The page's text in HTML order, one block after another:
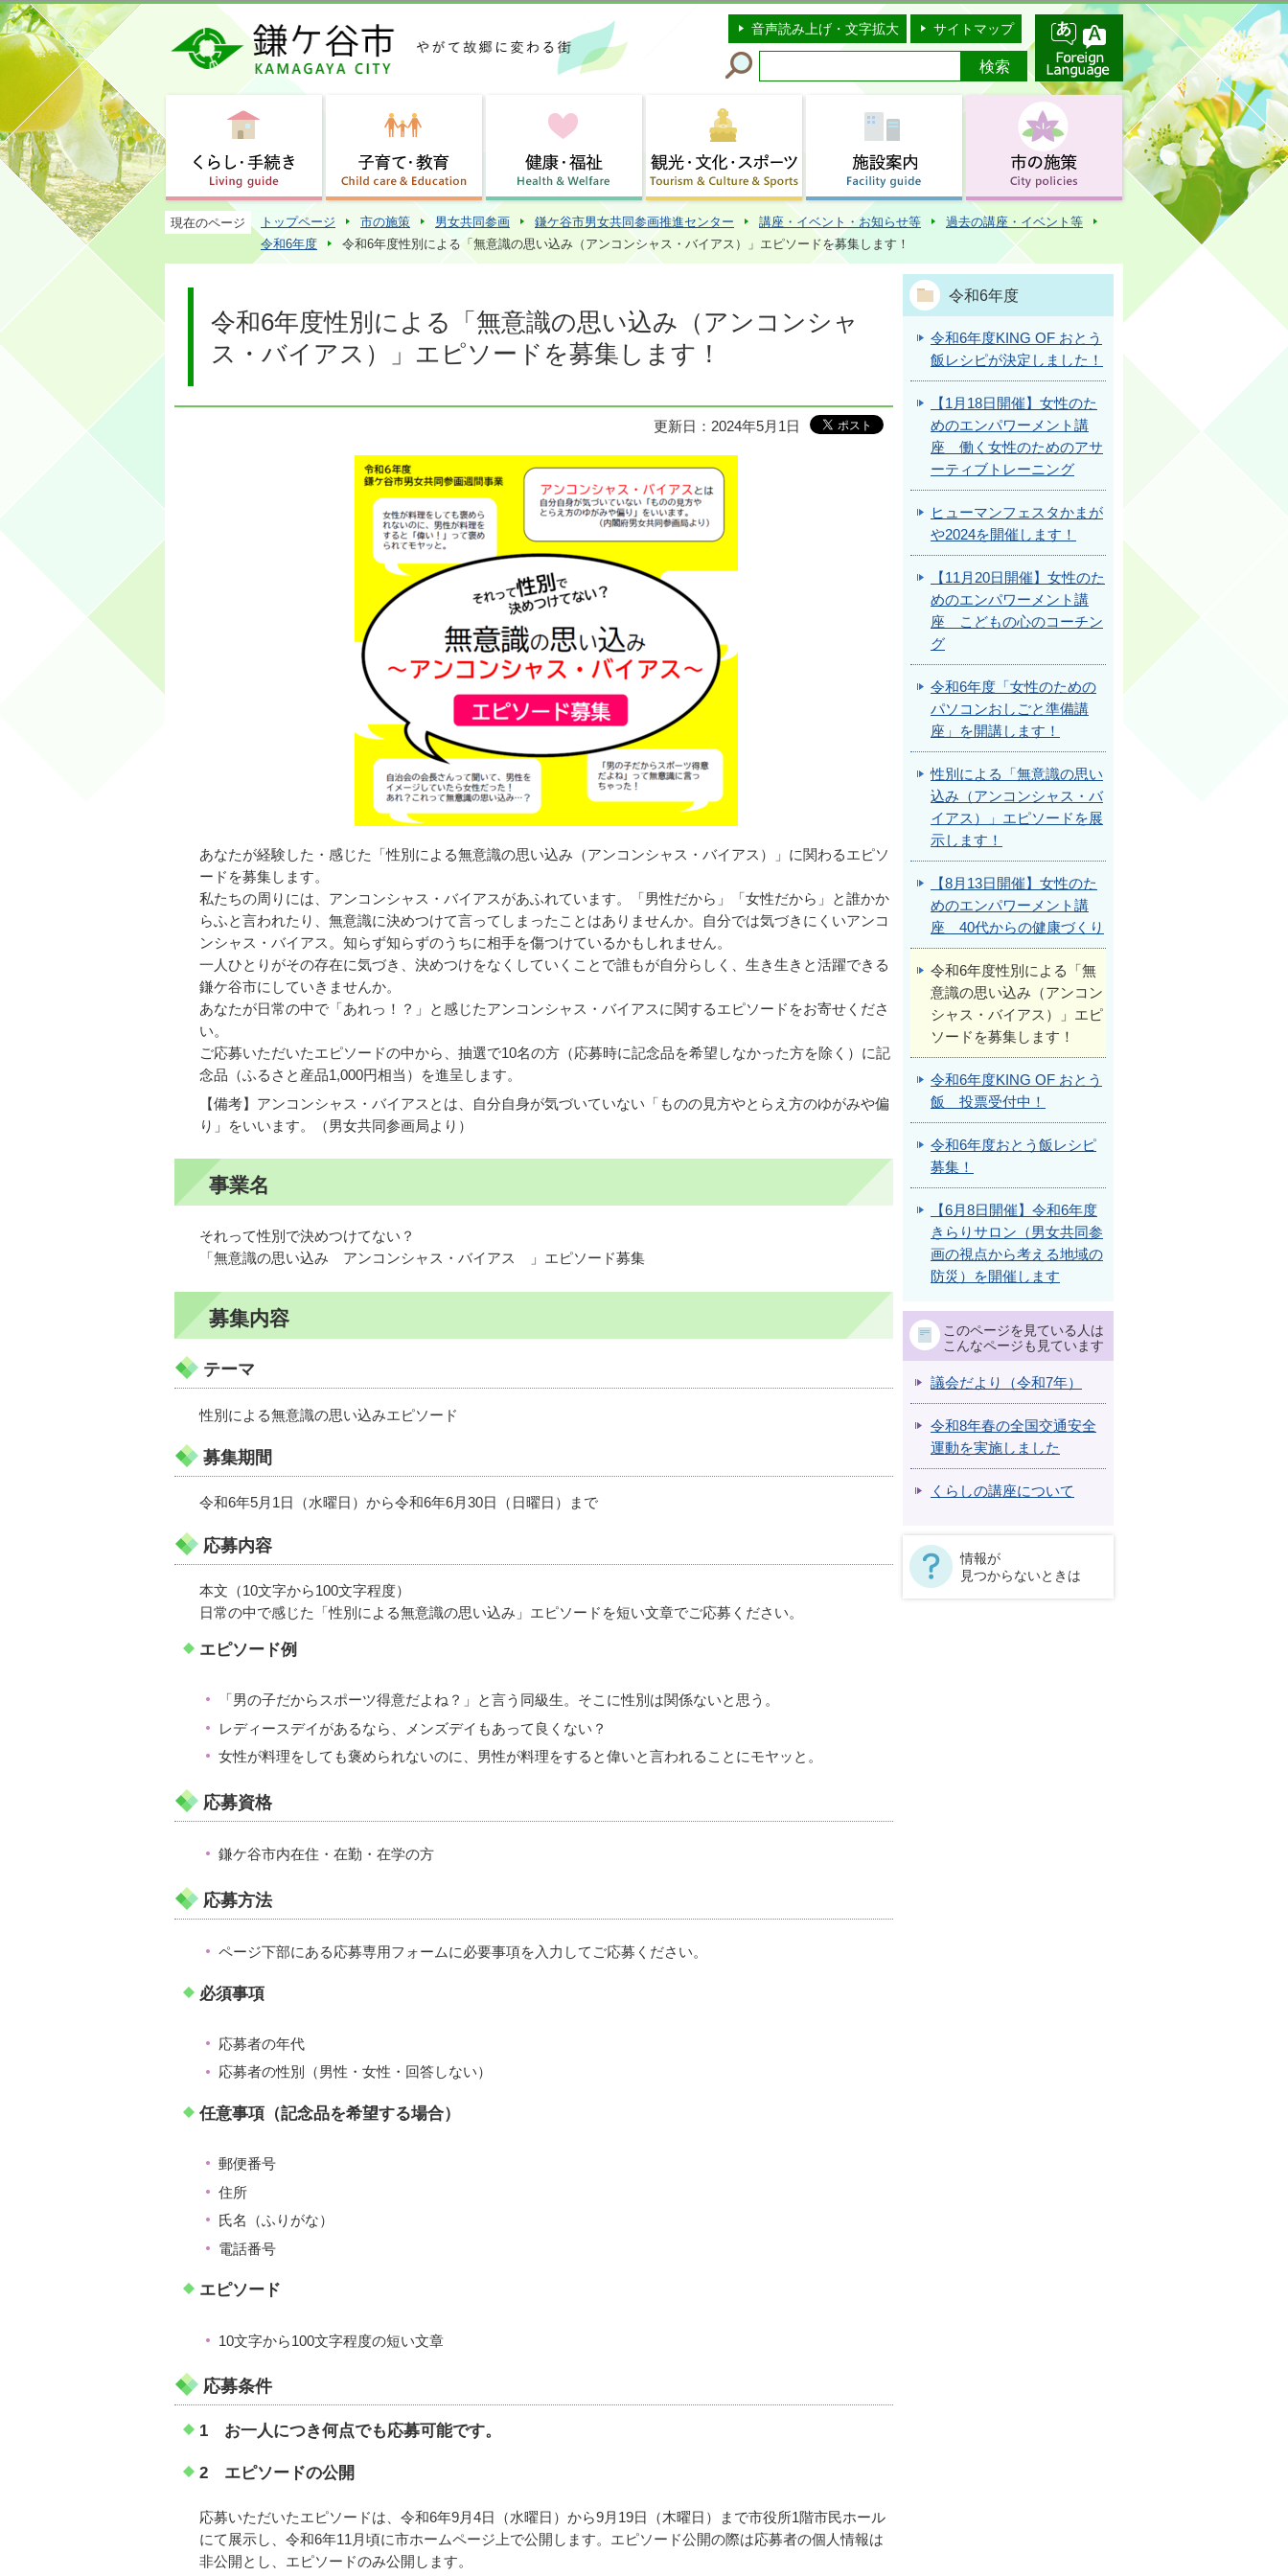
このページの本文へ移動
音声読み上げ・文字拡大 サイトマップ
現在のページ トップページ 市の施策 男女共同参画 鎌ケ谷市男女共同参画推進センター 講座・イベント・お知らせ等
過去の講座・イベント等
令和6年度
令和6年度性別による「無意識の思い込み（アンコンシャス・バイアス）」エピソードを募集します！
令和6年度性別による「無意識の思い込み（アンコンシャ
ス・バイアス）」エピソードを募集します！
更新日：2024年5月1日
あなたが経験した・感じた「性別による無意識の思い込み（アンコンシャス・バイアス）」に関わるエピソ
ードを募集します。
私たちの周りには、アンコンシャス・バイアスがあふれています。「男性だから」「女性だから」と誰かか
らふと言われたり、無意識に決めつけて言ってしまったことはありませんか。自分では気づきにくいアンコ
ンシャス・バイアス。知らず知らずのうちに相手を傷つけているかもしれません。
一人ひとりがその存在に気づき、決めつけをなくしていくことで誰もが自分らしく、生き生きと活躍できる
鎌ケ谷市にしていきませんか。
あなたが日常の中で「あれっ！？」と感じたアンコンシャス・バイアスに関するエピソードをお寄せくださ
い。
ご応募いただいたエピソードの中から、抽選で10名の方（応募時に記念品を希望しなかった方を除く）に記
念品（ふるさと産品1,000円相当）を進呈します。
【備考】アンコンシャス・バイアスとは、自分自身が気づいていない「ものの見方やとらえ方のゆがみや偏
り」をいいます。（男女共同参画局より）
事業名
それって性別で決めつけてない？
「無意識の思い込み アンコンシャス・バイアス 」エピソード募集
募集内容
テーマ
性別による無意識の思い込みエピソード
募集期間
令和6年5月1日（水曜日）から令和6年6月30日（日曜日）まで
応募内容
本文（10文字から100文字程度）
日常の中で感じた「性別による無意識の思い込み」エピソードを短い文章でご応募ください。
エピソード例
「男の子だからスポーツ得意だよね？」と言う同級生。そこに性別は関係ないと思う。
レディースデイがあるなら、メンズデイもあって良くない？
女性が料理をしても褒められないのに、男性が料理をすると偉いと言われることにモヤッと。
応募資格
鎌ケ谷市内在住・在勤・在学の方
応募方法
ページ下部にある応募専用フォームに必要事項を入力してご応募ください。
必須事項
応募者の年代
応募者の性別（男性・女性・回答しない）
任意事項（記念品を希望する場合）
郵便番号
住所
氏名（ふりがな）
電話番号
エピソード
10文字から100文字程度の短い文章
応募条件
1 お一人につき何点でも応募可能です。
2 エピソードの公開
応募いただいたエピソードは、令和6年9月4日（水曜日）から9月19日（木曜日）まで市役所1階市民ホール
にて展示し、令和6年11月頃に市ホームページ上で公開します。エピソード公開の際は応募者の個人情報は
非公開とし、エピソードのみ公開します。
令和6年度
令和6年度KING OF おとう
飯レシピが決定しました！
【1月18日開催】女性のた
めのエンパワーメント講
座 働く女性のためのアサ
ーティブトレーニング
ヒューマンフェスタかまが
や2024を開催します！
【11月20日開催】女性のた
めのエンパワーメント講
座 こどもの心のコーチン
グ
令和6年度「女性のための
パソコンおしごと準備講
座」を開講します！
性別による「無意識の思い
込み（アンコンシャス・バ
イアス）」エピソードを展
示します！
【8月13日開催】女性のた
めのエンパワーメント講
座 40代からの健康づくり
令和6年度性別による「無
意識の思い込み（アンコン
シャス・バイアス）」エピ
ソードを募集します！
令和6年度KING OF おとう
飯 投票受付中！
令和6年度おとう飯レシピ
募集！
【6月8日開催】令和6年度
きらりサロン（男女共同参
画の視点から考える地域の
防災）を開催します
このページを見ている人は
こんなページも見ています
議会だより（令和7年）
令和8年春の全国交通安全
運動を実施しました
くらしの講座について
情報が
見つからないときは